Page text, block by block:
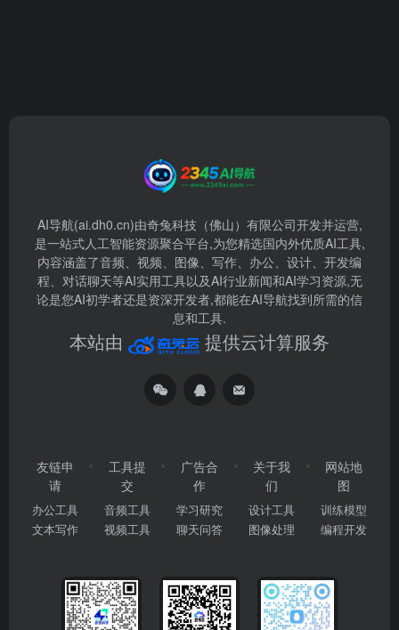
AI导航(ai.dh0.cn)由奇兔科技（佛山）有限公司开发并运营,
是一站式人工智能资源聚合平台,为您精选国内外优质AI工具,
内容涵盖了音频、视频、图像、写作、办公、设计、开发编
程、对话聊天等AI实用工具以及AI行业新闻和AI学习资源,无
论是您AI初学者还是资深开发者,都能在AI导航找到所需的信
息和工具.
本站由 提供云计算服务
友链申
请
办公工具
文本写作
工具提
交
音频工具
视频工具
广告合
作
学习研究
聊天问答
关于我
们
设计工具
图像处理
网站地
图
训练模型
编程开发